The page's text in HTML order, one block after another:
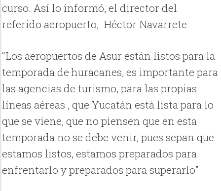
curso. Así lo informó, el director del
referido aeropuerto, Héctor Navarrete
“Los aeropuertos de Asur están listos para la
temporada de huracanes, es importante para
las agencias de turismo, para las propias
líneas aéreas , que Yucatán está lista para lo
que se viene, que no piensen que en esta
temporada no se debe venir, pues sepan que
estamos listos, estamos preparados para
enfrentarlo y preparados para superarlo”